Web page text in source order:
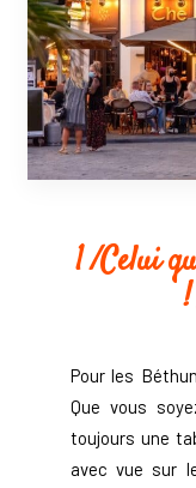
1 /Celui
Pour les
Que vous
toujours une
avec vue sur